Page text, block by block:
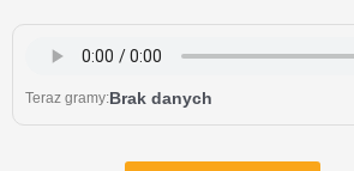
content
Teraz gramy:Brak danych